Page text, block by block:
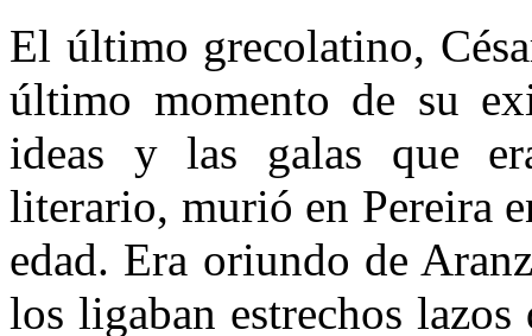
El último grecolatino,
último momento de su
ideas y las galas que
literario, murió en Pereira
edad. Era oriundo de
los ligaban estrechos